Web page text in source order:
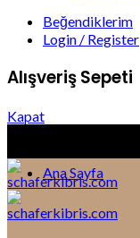
Beğendiklerim
Login / Register
Alışveriş Sepeti
Kapat
Ana Sayfa